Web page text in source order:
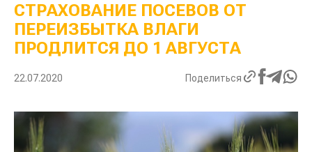
СТРАХОВАНИЕ ПОСЕВОВ ОТ
ПЕРЕИЗБЫТКА ВЛАГИ
ПРОДЛИТСЯ ДО 1 АВГУСТА
22.07.2020 Поделиться